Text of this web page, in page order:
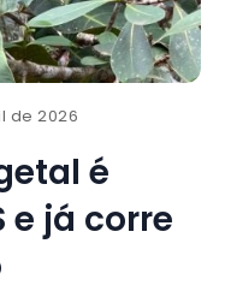
de 2026
é
e já corre